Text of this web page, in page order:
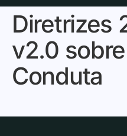
Diretrizes
v2.0
Conduta